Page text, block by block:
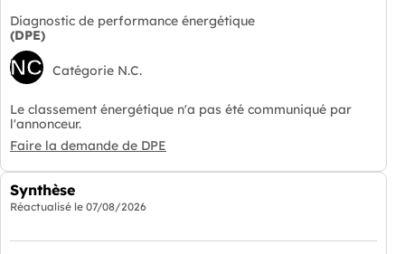
Diagnostic de performance énergétique
(DPE)
NC Catégorie N.C.
Le classement énergétique n'a pas été communiqué par
l'annonceur.
Faire la demande de DPE
Synthèse
Réactualisé le 07/08/2026